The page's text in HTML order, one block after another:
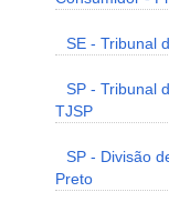
SE - Tribunal
SP - Tribunal
TJSP
SP - Divisão
Preto